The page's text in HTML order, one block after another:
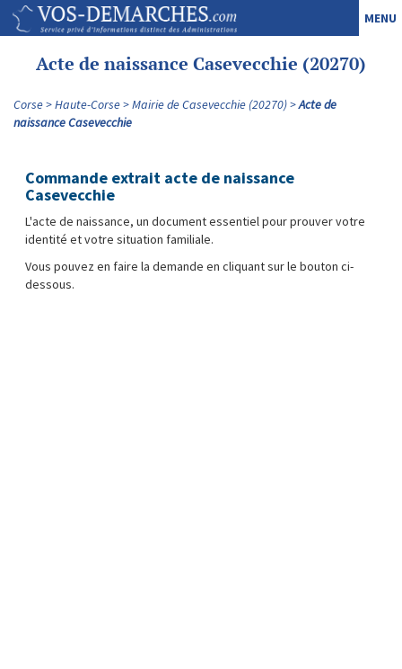
MENU
Acte de naissance Casevecchie (20270)
Corse Haute-Corse Mairie de Casevecchie (20270)
Acte de
naissance Casevecchie
Commande extrait acte de naissance
Casevecchie
L'acte de naissance, un document essentiel pour prouver votre
identité et votre situation familiale.
Vous pouvez en faire la demande en cliquant sur le bouton ci-
dessous.